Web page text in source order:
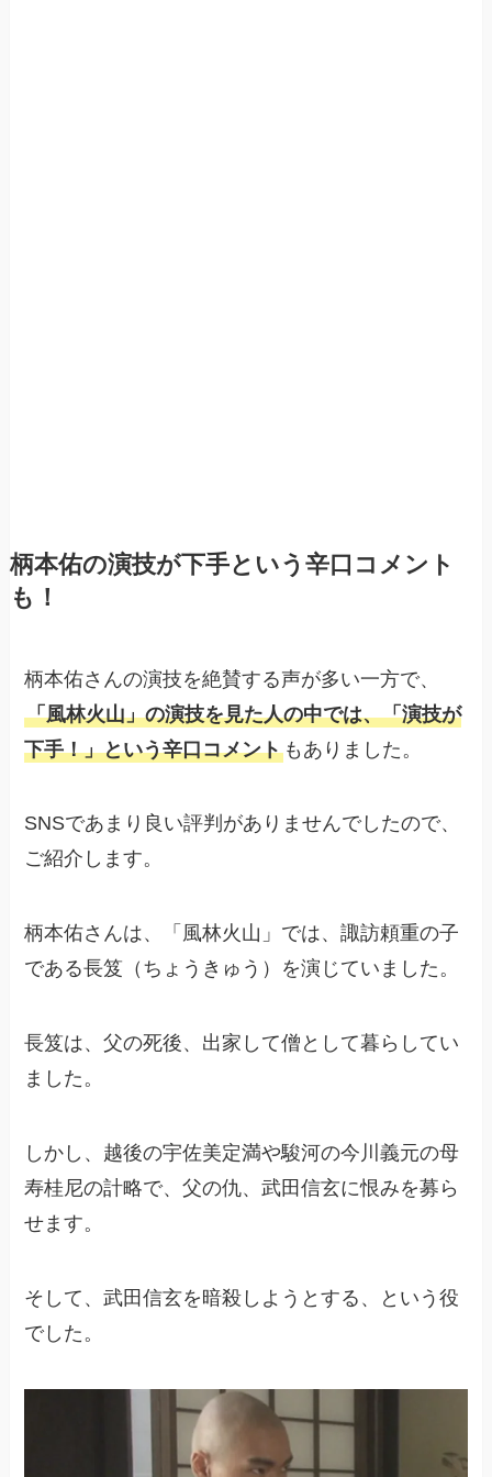
柄本佑の演技が下手という辛口コメント
も！
柄本佑さんの演技を絶賛する声が多い一方で、
「風林火山」の演技を見た人の中では、「演技が
下手！」という辛口コメント もありました。
SNSであまり良い評判がありませんでしたので、
ご紹介します。
柄本佑さんは、「風林火山」では、諏訪頼重の子
である長笈（ちょうきゅう）を演じていました。
長笈は、父の死後、出家して僧として暮らしてい
ました。
しかし、越後の宇佐美定満や駿河の今川義元の母
寿桂尼の計略で、父の仇、武田信玄に恨みを募ら
せます。
そして、武田信玄を暗殺しようとする、という役
でした。